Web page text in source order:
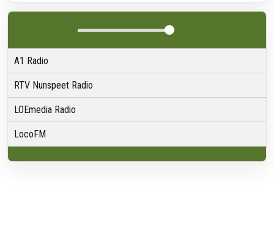
A1 Radio
RTV Nunspeet Radio
LOEmedia Radio
LocoFM